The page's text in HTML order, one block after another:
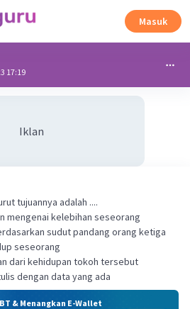
Masuk
17:19
Iklan
tujuannya adalah ....
mengenai kelebihan seseorang
sudut pandang orang ketiga
seseorang
dari kehidupan tokoh tersebut
dengan data yang ada
& Menangkan E-Wallet